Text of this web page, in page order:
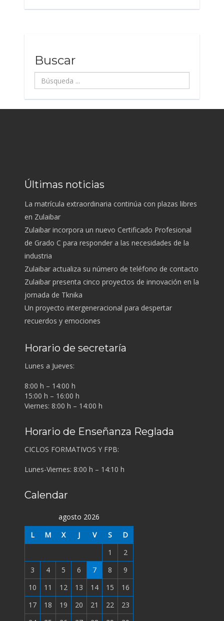
Buscar
Búsqueda
...
Últimas noticias
La matrícula extraordinaria continúa con plazas libres
en Zulaibar
Zulaibar incorpora un nuevo Certificado Profesional
de Grado C para responder a las necesidades de la
industria
Zulaibar actualiza su número de teléfono de contacto
Zulaibar presenta cinco proyectos de innovación en la
jornada de Tknika
Un proyecto intergeneracional para despertar
recuerdos y emociones
Horario de secretaría
Lunes a Jueves:
8:00 h – 14:00 h
15:00 h – 16:00 h
Viernes: 8:00 h – 14:00 h
Horario de Enseñanza Reglada
CICLOS FORMATIVOS Y FPB:
Lunes-Viernes: 8:00 h – 14:10 h
Calendar
agosto 2026
L
M X J V S
D
1
2
3
4 5 6 7 8
9
10
11 12 13 14 15
16
17
18 19 20 21 22
23